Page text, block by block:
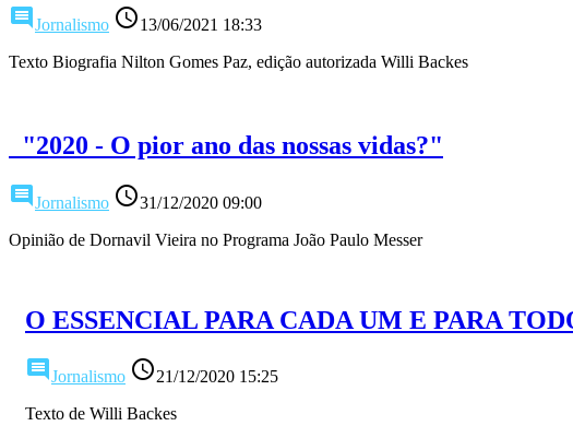
comment Jornalismo access_time13/06/2021 18:33
Texto Biografia Nilton Gomes Paz, edição autorizada Willi Backes
"2020 - O pior ano das nossas vidas?"
comment Jornalismo access_time31/12/2020 09:00
Opinião de Dornavil Vieira no Programa João Paulo Messer
O ESSENCIAL PARA CADA UM E PARA
comment Jornalismo access_time21/12/2020 15:25
Texto de Willi Backes